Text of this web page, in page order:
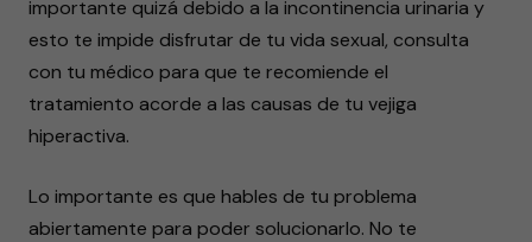
importante quizá debido a la incontinencia urinaria y
esto te impide disfrutar de tu vida sexual, consulta
con tu médico para que te recomiende el
tratamiento acorde a las causas de tu vejiga
hiperactiva.
Lo importante es que hables de tu problema
abiertamente para poder solucionarlo. No te